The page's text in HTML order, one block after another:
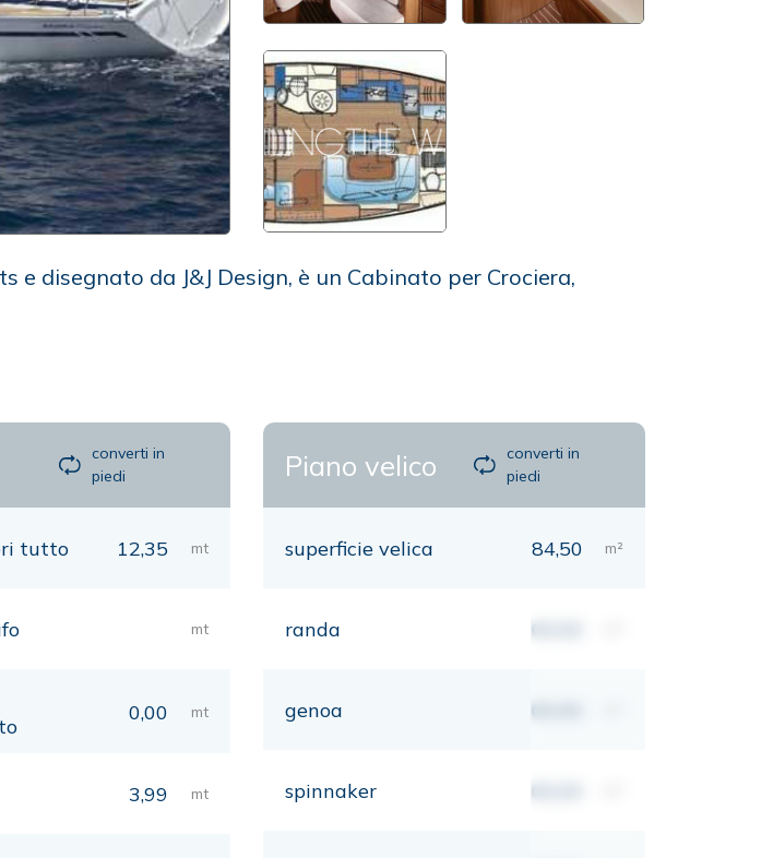
disegnato da J&J Design, è un Cabinato per Crociera,
converti in
piedi
tutto 12,35 mt
mt
0,00 mt
3,99 mt
Piano velico
converti in
piedi
superficie velica 84,50 m²
randa 00,00
genoa 00,00
spinnaker 00,00